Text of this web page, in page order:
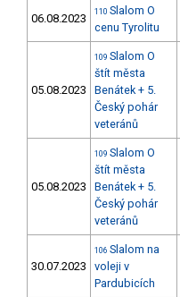
06.08.2023 110 Slalom O
cenu Tyrolitu
05.08.2023
109 Slalom O
štít města
Benátek + 5.
Český pohár
veteránů
05.08.2023
109 Slalom O
štít města
Benátek + 5.
Český pohár
veteránů
30.07.2023
106 Slalom na
voleji v
Pardubicích